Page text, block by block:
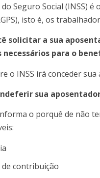
Seguro Social (INSS)
isto é, os
solicitar a sua
necessários para o
o INSS irá conceder
sua
o porquê de não
contribuição